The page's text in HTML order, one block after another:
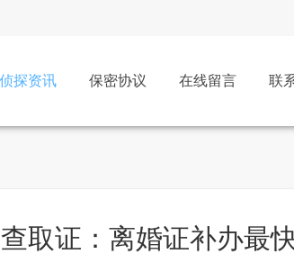
侦探资讯 保密协议 在线留言 联
取证：离婚证补办最